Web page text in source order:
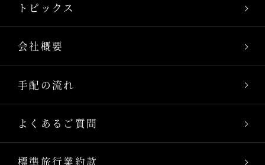
トピックス
会社概要
手配の流れ
よくあるご質問
標準旅行業約款